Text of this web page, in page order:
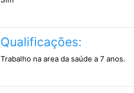
Qualificações:
Trabalho na area da saúde a 7 anos.